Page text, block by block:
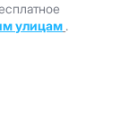
улицам .